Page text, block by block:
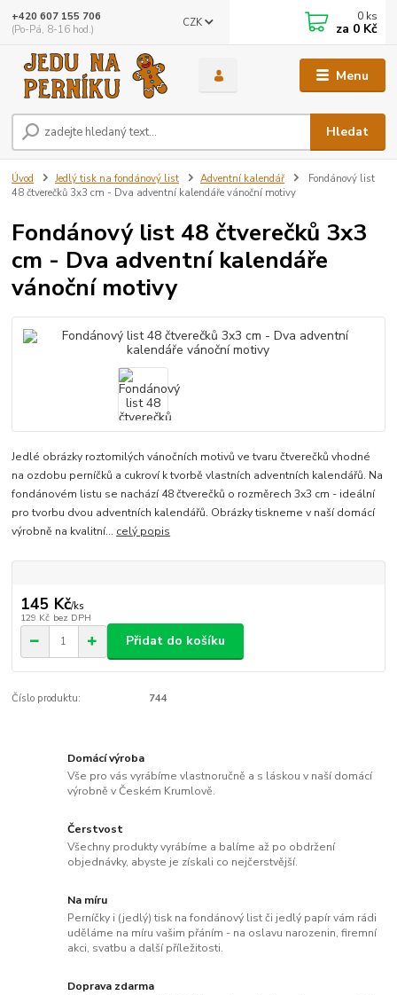
Menu
CZK
Hledat
+420 607 155 706
(Po-Pá, 8-16 hod.)
0 ks
za 0 Kč
Úvod Jedlý tisk na fondánový list Adventní kalendář
Fondánový list
48 čtverečků 3x3 cm - Dva adventní kalendáře vánoční motivy
Fondánový list 48 čtverečků 3x3
cm - Dva adventní kalendáře
vánoční motivy
Jedlé obrázky roztomilých vánočních motivů ve tvaru čtverečků vhodné
na ozdobu perníčků a cukroví k tvorbě vlastních adventních kalendářů. Na
fondánovém listu se nachází 48 čtverečků o rozměrech 3x3 cm - ideální
pro tvorbu dvou adventních kalendářů. Obrázky tiskneme v naší domácí
výrobně na kvalitní... celý popis
145 Kč/ks
129 Kč bez DPH
Přidat do košíku
Číslo produktu: 744
Domácí výroba
Vše pro vás vyrábíme vlastnoručně a s láskou v naší domácí
výrobně v Českém Krumlově.
Čerstvost
Všechny produkty vyrábíme a balíme až po obdržení
objednávky, abyste je získali co nejčerstvější.
Na míru
Perníčky i (jedlý) tisk na fondánový list či jedlý papír vám rádi
uděláme na míru vašim přáním - na oslavu narozenin, firemní
akci, svatbu a další příležitosti.
Doprava zdarma